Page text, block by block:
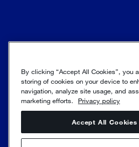
Términos y
condiciones
© Sulzer
By clicking “Accept All Cookies”, you
storing of cookies on your device to
navigation, analyze site usage, and
marketing efforts.
Privacy policy
Accept All Cookies